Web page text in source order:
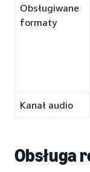
Obsługiwane
formaty
Kanał audio
Obsługa